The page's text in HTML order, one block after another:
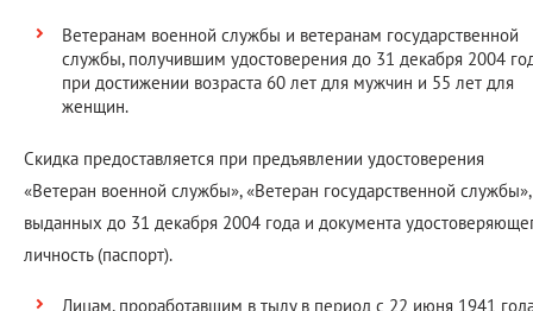
Ветеранам военной службы и ветеранам государственной
службы, получившим удостоверения до 31 декабря 2004
при достижении возраста 60 лет для мужчин и 55 лет для
женщин.
Скидка предоставляется при предъявлении удостоверения
«Ветеран военной службы», «Ветеран государственной службы»,
выданных до 31 декабря 2004 года и документа
личность (паспорт).
Лицам, проработавшим в тылу в период с 22 июня 1941